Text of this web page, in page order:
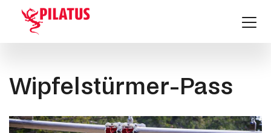
Wipfelstürmer-Pass